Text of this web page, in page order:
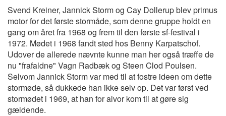
Svend Kreiner, Jannick Storm og Cay Dollerup blev primus
motor for det første stormåde, som denne gruppe holdt en
gang om året fra 1968 og frem til den første sf-festival i
1972. Mødet i 1968 fandt sted hos Benny Karpatschof.
Udover de allerede nævnte kunne man her også træffe de
nu "frafaldne" Vagn Radbæk og Steen Clod Poulsen.
Selvom Jannick Storm var med til at fostre ideen om dette
stormøde, så dukkede han ikke selv op. Det var først ved
stormødet i 1969, at han for alvor kom til at gøre sig
gældende.